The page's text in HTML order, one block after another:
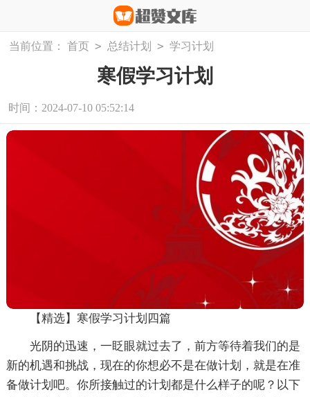
当前位置： 首页 > 总结计划 > 学习计划
寒假学习计划
时间：2024-07-10 05:52:14
【精选】寒假学习计划四篇
光阴的迅速，一眨眼就过去了，前方等待着我们的是
新的机遇和挑战，现在的你想必不是在做计划，就是在准
备做计划吧。你所接触过的计划都是什么样子的呢？以下